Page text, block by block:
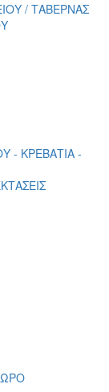
/ ΤΑΒΕΡΝΑΣ
- ΚΡΕΒΑΤΙΑ -